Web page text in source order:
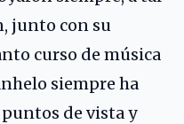
junto con su
curso de música
siempre ha
de vista y